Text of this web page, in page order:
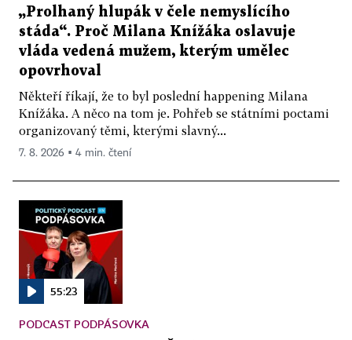
„Prolhaný hlupák v čele nemyslícího
stáda“. Proč Milana Knížáka oslavuje
vláda vedená mužem, kterým umělec
opovrhoval
Někteří říkají, že to byl poslední happening Milana
Knížáka. A něco na tom je. Pohřeb se státními poctami
organizovaný těmi, kterými slavný...
7. 8. 2026 ▪ 4 min. čtení
55:23
PODCAST PODPÁSOVKA